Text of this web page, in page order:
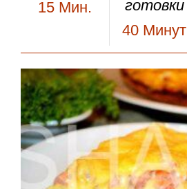
15 Мин.
готовки
40 Минут